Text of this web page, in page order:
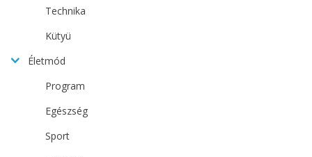
Technika
Kütyü
Életmód
Program
Egészség
Sport